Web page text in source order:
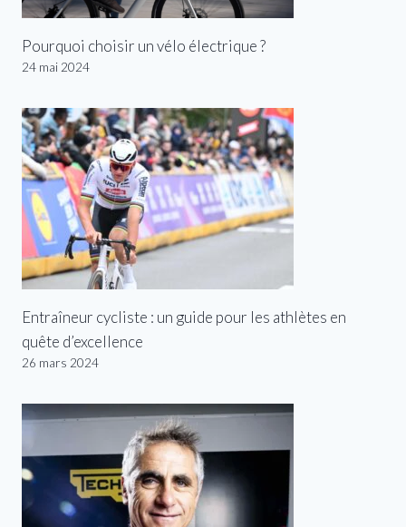
Pourquoi choisir un vélo électrique ?
24 mai 2024
Entraîneur cycliste : un guide pour les athlètes en
quête d’excellence
26 mars 2024